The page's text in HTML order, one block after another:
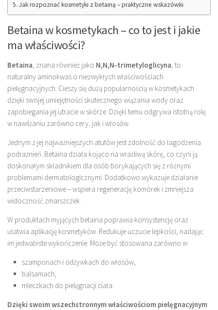
Jak rozpoznać kosmetyki z betainą – praktyczne wskazówki
Betaina w kosmetykach – co to jest i jakie
ma właściwości?
Betaina, znana również jako N,N,N-trimetyloglicyna, to
naturalny aminokwas o niezwykłych właściwościach
pielęgnacyjnych. Cieszy się dużą popularnością w kosmetykach
dzięki swojej umiejętności skutecznego wiązania wody oraz
zapobiegania jej utracie w skórze. Dzięki temu odgrywa istotną rolę
w nawilżaniu zarówno cery, jak i włosów.
Jednym z jej najważniejszych atutów jest zdolność do łagodzenia
podrażnień. Betaina działa kojąco na wrażliwą skórę, co czyni ją
doskonałym składnikiem dla osób borykających się z różnymi
problemami dermatologicznymi. Dodatkowo wykazuje działanie
przeciwstarzeniowe – wspiera regenerację komórek i zmniejsza
widoczność zmarszczek.
W produktach myjących betaina poprawia konsystencję oraz
ułatwia aplikację kosmetyków. Redukuje uczucie lepkości, nadając
im jedwabiste wykończenie. Może być stosowana zarówno w:
szamponach i odżywkach do włosów,
balsamach,
mleczkach do pielęgnacji ciała.
Dzięki swoim wszechstronnym właściwościom pielęgnacyjnym